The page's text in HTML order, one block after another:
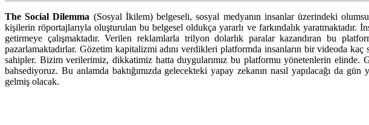
The Social Dilemma (Sosyal İkilem) belgeseli, sosyal medyanın insanlar üzerindeki
kişilerin röportajlarıyla oluşturulan bu belgesel oldukça yararlı ve farkındalık yaratmaktadır.
getirmeye çalışmaktadır. Verilen reklamlarla trilyon dolarlık paralar kazandıran bu
pazarlamaktadırlar. Gözetim kapitalizmi adını verdikleri platformda insanların bir videoda
sahipler. Bizim verilerimiz, dikkatimiz hatta duygularımız bu platformu yönetenlerin elinde.
bahsediyoruz. Bu anlamda baktığımızda gelecekteki yapay zekanın nasıl yapılacağı da
gelmiş olacak.